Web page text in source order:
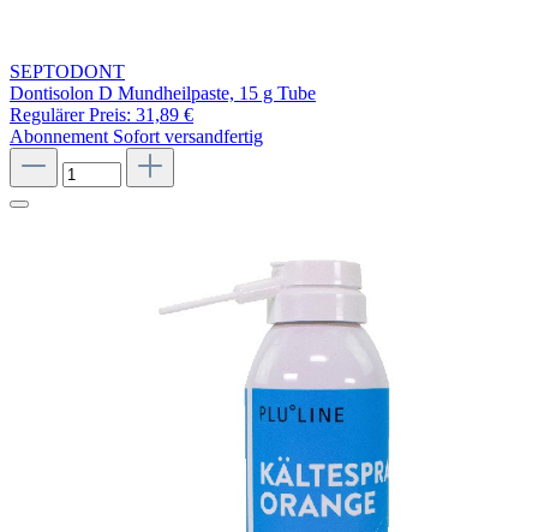
SEPTODONT
Dontisolon D Mundheilpaste, 15 g Tube
Regulärer Preis: 31,89 €
Abonnement Sofort versandfertig